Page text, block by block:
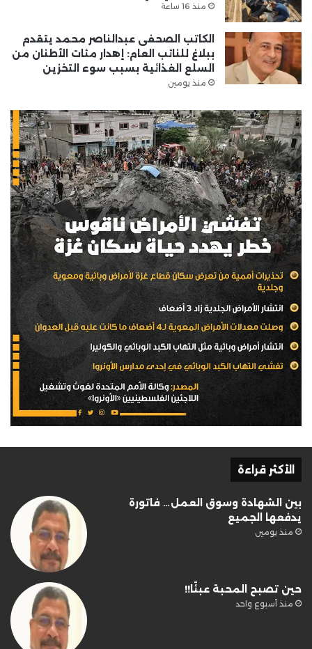
منذ 16 ساعة
الكاتب الصحفى عبدالناصر محمد يتقدم
ببلاغ للنائب العام: إهدار مئات الأطنان من
السلع الغذائية بسبب سوء التخزين
منذ يومين
الأكثر قراءة
بين الشهادة وسوق العمل… فاتورة
يدفعها الجميع
منذ يومين
حين تصبح المحبة عبئًا!!
منذ أسبوع واحد